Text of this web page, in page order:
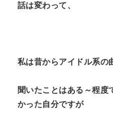
話は変わって、
私は昔からアイドル系の
聞いたことはある～程度
かった自分ですが